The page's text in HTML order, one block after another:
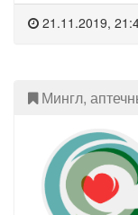
21.11.2019,
Мингл,